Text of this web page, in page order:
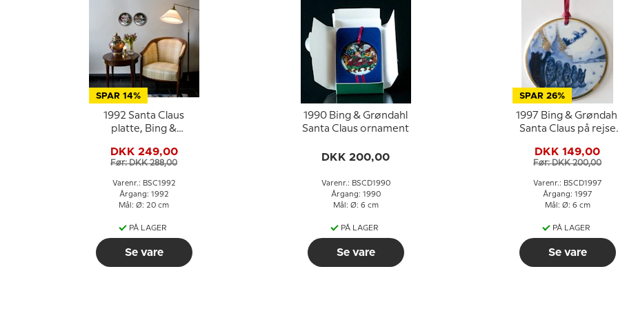
SPAR 14%
1992 Santa Claus
platte, Bing &
DKK 249,00
Før: DKK 288,00
Varenr.: BSC1992
Årgang: 1992
Mål: Ø: 20 cm
PÅ LAGER
Se vare
1990 Bing & Grøndahl
Santa Claus ornament
DKK 200,00
Varenr.: BSCD1990
Årgang: 1990
Mål: Ø: 6 cm
PÅ LAGER
Se vare
SPAR 26%
1997 Bing &
Santa Claus på rejse
DKK 149,00
Før: DKK 200,00
Varenr.: BSCD1997
Årgang: 1997
Mål: Ø: 6 cm
PÅ LAGER
Se vare